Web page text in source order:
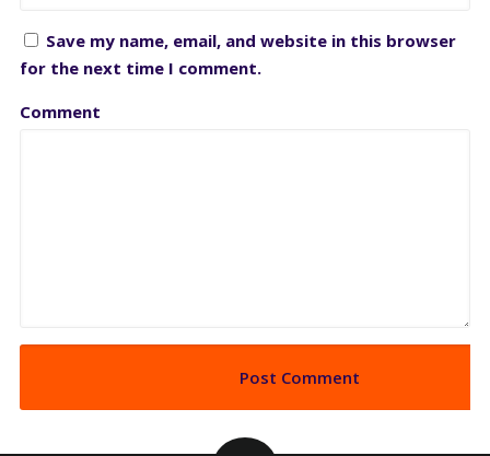
Save my name, email, and website in this browser
for the next time I comment.
Comment